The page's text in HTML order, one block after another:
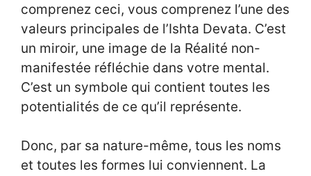
comprenez ceci, vous comprenez l’une des
valeurs principales de l’Ishta Devata. C’est
un miroir, une image de la Réalité non-
manifestée réfléchie dans votre mental.
C’est un symbole qui contient toutes les
potentialités de ce qu’il représente.
Donc, par sa nature-même, tous les noms
et toutes les formes lui conviennent. La